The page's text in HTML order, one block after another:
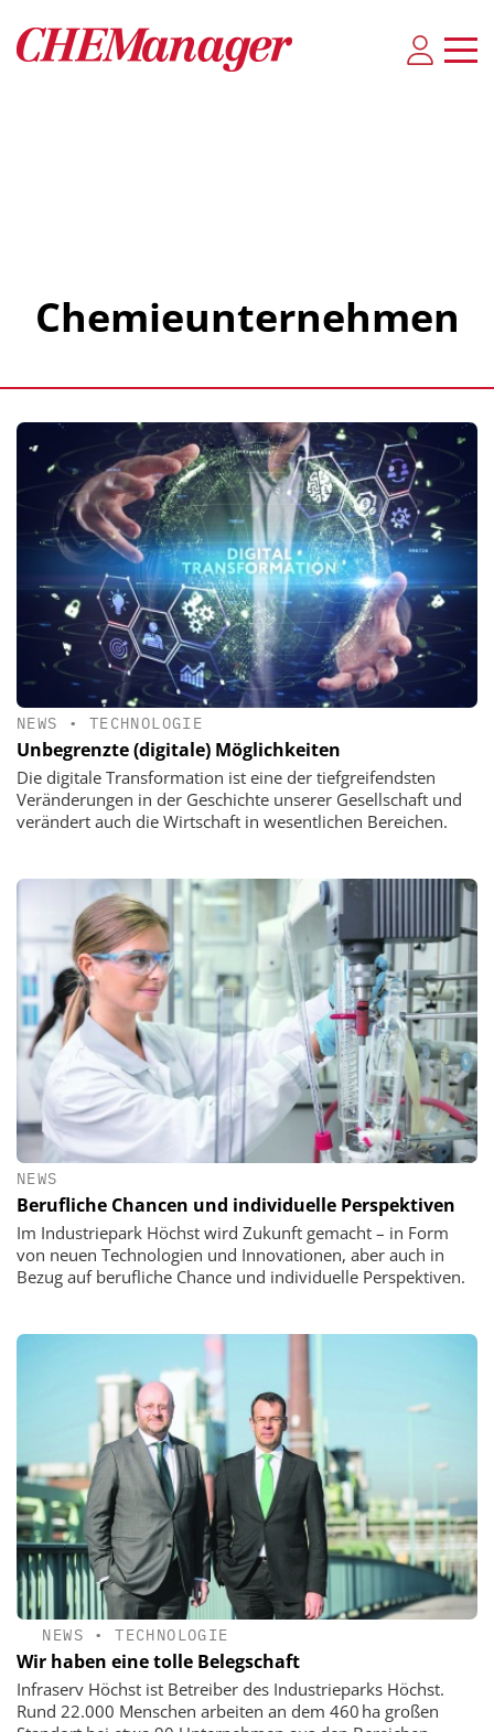
Chemieunternehmen
NEWS • TECHNOLOGIE
Unbegrenzte (digitale) Möglichkeiten
Die digitale Transformation ist eine der tiefgreifendsten
Veränderungen in der Geschichte unserer Gesellschaft und
verändert auch die Wirtschaft in wesentlichen Bereichen.
NEWS
Berufliche Chancen und individuelle Perspektiven
Im Industriepark Höchst wird Zukunft gemacht – in Form
von neuen Technologien und Innovationen, aber auch in
Bezug auf berufliche Chance und individuelle Perspektiven.
NEWS •TECHNOLOGIE
Wir haben eine tolle Belegschaft
Infraserv Höchst ist Betreiber des Industrieparks Höchst.
Rund 22.000 Menschen arbeiten an dem 460 ha großen